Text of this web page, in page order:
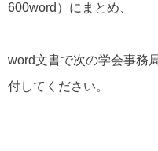
600word）にまとめ、
word文書で次の学会事務
付してください。